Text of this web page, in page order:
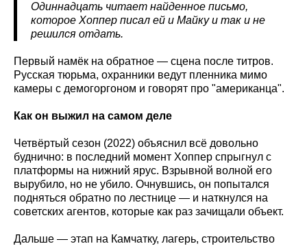
Одиннадцать читает найденное письмо,
которое Хоппер писал ей и Майку и так и не
решился отдать.
Первый намёк на обратное — сцена после титров.
Русская тюрьма, охранники ведут пленника мимо
камеры с демогоргоном и говорят про "американца".
Как он выжил на самом деле
Четвёртый сезон (2022) объяснил всё довольно
буднично: в последний момент Хоппер спрыгнул с
платформы на нижний ярус. Взрывной волной его
вырубило, но не убило. Очнувшись, он попытался
подняться обратно по лестнице — и наткнулся на
советских агентов, которые как раз зачищали объект.
Дальше — этап на Камчатку, лагерь, строительство